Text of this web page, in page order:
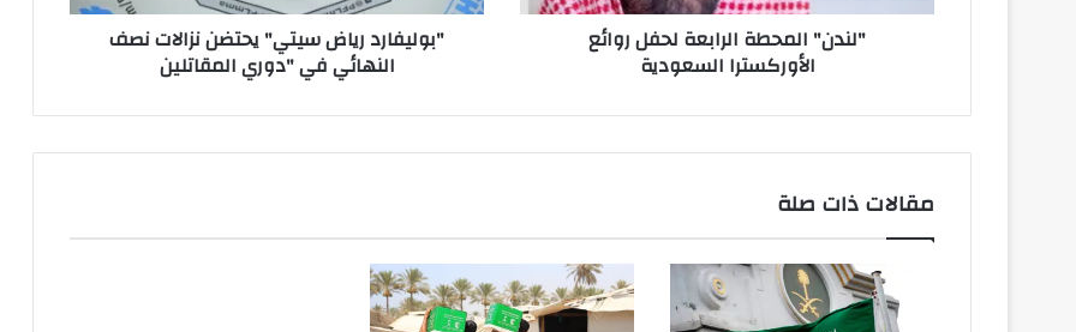
"لندن" المحطة الرابعة لحفل روائع
الأوركسترا السعودية
"دوري
المقاتلين"بوليفارد رياض سيتي" يحتضن نزالات نصف
النهائي في "دوري المقاتلين
مقالات ذات صلة